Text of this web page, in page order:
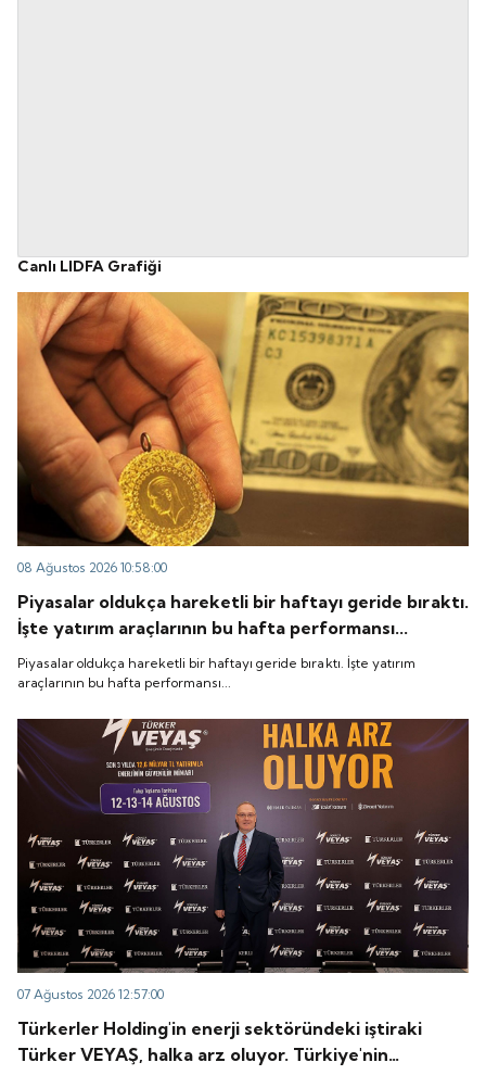
Canlı LIDFA Grafiği
08 Ağustos 2026 10:58:00
Piyasalar oldukça hareketli bir haftayı geride bıraktı.
İşte yatırım araçlarının bu hafta performansı...
Piyasalar oldukça hareketli bir haftayı geride bıraktı. İşte yatırım
araçlarının bu hafta performansı...
07 Ağustos 2026 12:57:00
Türkerler Holding'in enerji sektöründeki iştiraki
Türker VEYAŞ, halka arz oluyor. Türkiye'nin